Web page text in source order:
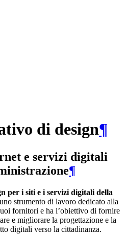
di design¶
e servizi digitali
¶
per i siti e i servizi digitali della
strumento di lavoro dedicato alla
fornitori e ha l’obiettivo di fornire
e migliorare la progettazione e la
digitali verso la cittadinanza.